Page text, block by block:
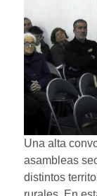
Una alta
asambleas
distintos